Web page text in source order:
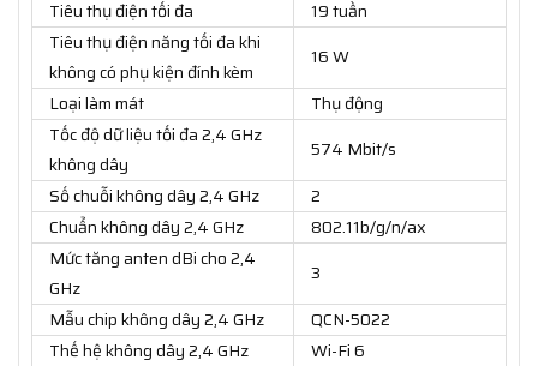
Tiêu thụ điện tối đa
19 tuần
Tiêu thụ điện năng tối đa khi
không có phụ kiện đính kèm
16 W
Loại làm mát
Thụ động
Tốc độ dữ liệu tối đa 2,4 GHz
không dây
574 Mbit/s
Số chuỗi không dây 2,4 GHz
2
Chuẩn không dây 2,4 GHz
802.11b/g/n/ax
Mức tăng anten dBi cho 2,4
GHz
3
Mẫu chip không dây 2,4 GHz
QCN-5022
Thế hệ không dây 2,4 GHz
Wi-Fi 6